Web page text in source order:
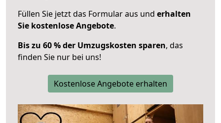
Füllen Sie jetzt das Formular aus und erhalten
Sie kostenlose Angebote.
Bis zu 60 % der Umzugskosten sparen, das
finden Sie nur bei uns!
Kostenlose Angebote erhalten